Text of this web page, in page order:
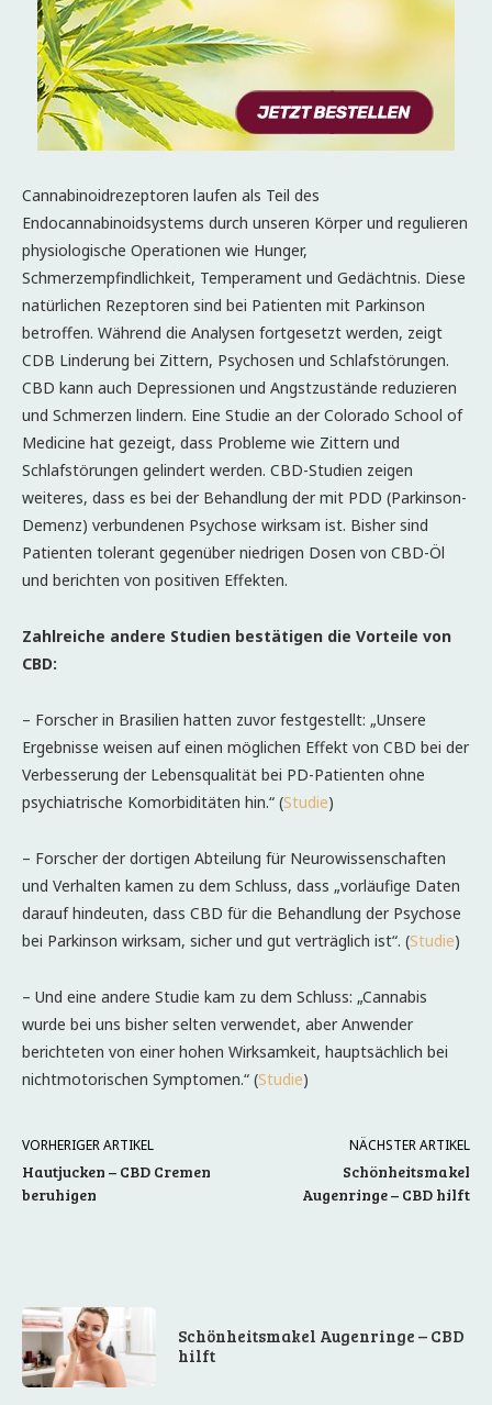
Cannabinoidrezeptoren laufen als Teil des
Endocannabinoidsystems durch unseren Körper und regulieren
physiologische Operationen wie Hunger,
Schmerzempfindlichkeit, Temperament und Gedächtnis. Diese
natürlichen Rezeptoren sind bei Patienten mit Parkinson
betroffen. Während die Analysen fortgesetzt werden, zeigt
CDB Linderung bei Zittern, Psychosen und Schlafstörungen.
CBD kann auch Depressionen und Angstzustände reduzieren
und Schmerzen lindern. Eine Studie an der Colorado School of
Medicine hat gezeigt, dass Probleme wie Zittern und
Schlafstörungen gelindert werden. CBD-Studien zeigen
weiteres, dass es bei der Behandlung der mit PDD (Parkinson-
Demenz) verbundenen Psychose wirksam ist. Bisher sind
Patienten tolerant gegenüber niedrigen Dosen von CBD-Öl
und berichten von positiven Effekten.
Zahlreiche andere Studien bestätigen die Vorteile von
CBD:
– Forscher in Brasilien hatten zuvor festgestellt: „Unsere
Ergebnisse weisen auf einen möglichen Effekt von CBD bei der
Verbesserung der Lebensqualität bei PD-Patienten ohne
psychiatrische Komorbiditäten hin.“ (Studie)
– Forscher der dortigen Abteilung für Neurowissenschaften
und Verhalten kamen zu dem Schluss, dass „vorläufige Daten
darauf hindeuten, dass CBD für die Behandlung der Psychose
bei Parkinson wirksam, sicher und gut verträglich ist“. (Studie)
– Und eine andere Studie kam zu dem Schluss: „Cannabis
wurde bei uns bisher selten verwendet, aber Anwender
berichteten von einer hohen Wirksamkeit, hauptsächlich bei
nichtmotorischen Symptomen.“ (Studie)
VORHERIGER ARTIKEL
Hautjucken – CBD Cremen
beruhigen
NÄCHSTER ARTIKEL
Schönheitsmakel
Augenringe – CBD hilft
Schönheitsmakel Augenringe – CBD
hilft